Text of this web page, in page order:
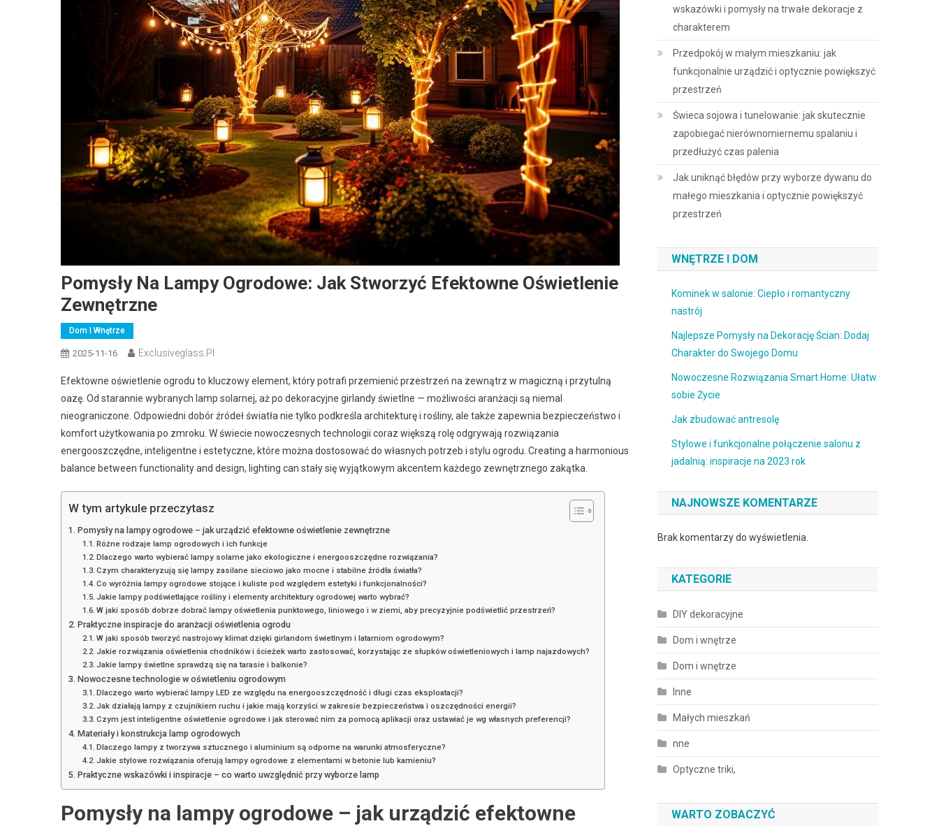
Pomysły Na Lampy Ogrodowe: Jak Stworzyć Efektowne Oświetlenie
Zewnętrzne
Dom I Wnętrze
2025-11-16 Exclusiveglass.pl
Efektowne oświetlenie ogrodu to kluczowy element, który potrafi przemienić przestrzeń na zewnątrz w magiczną i przytulną
oazę. Od starannie wybranych lamp solarnej, aż po dekoracyjne girlandy świetlne — możliwości aranżacji są niemal
nieograniczone. Odpowiedni dobór źródeł światła nie tylko podkreśla architekturę i rośliny, ale także zapewnia bezpieczeństwo i
komfort użytkowania po zmroku. W świecie nowoczesnych technologii coraz większą rolę odgrywają rozwiązania
energooszczędne, inteligentne i estetyczne, które można dostosować do własnych potrzeb i stylu ogrodu. Creating a harmonious
balance between functionality and design, lighting can stały się wyjątkowym akcentem każdego zewnętrznego zakątka.
W tym artykule przeczytasz
Pomysły na lampy ogrodowe – jak urządzić efektowne oświetlenie zewnętrzne
Różne rodzaje lamp ogrodowych i ich funkcje
Dlaczego warto wybierać lampy solarne jako ekologiczne i energooszczędne rozwiązania?
Czym charakteryzują się lampy zasilane sieciowo jako mocne i stabilne źródła światła?
Co wyróżnia lampy ogrodowe stojące i kuliste pod względem estetyki i funkcjonalności?
Jakie lampy podświetlające rośliny i elementy architektury ogrodowej warto wybrać?
W jaki sposób dobrze dobrać lampy oświetlenia punktowego, liniowego i w ziemi, aby precyzyjnie podświetlić przestrzeń?
Praktyczne inspiracje do aranżacji oświetlenia ogrodu
W jaki sposób tworzyć nastrojowy klimat dzięki girlandom świetlnym i latarniom ogrodowym?
Jakie rozwiązania oświetlenia chodników i ścieżek warto zastosować, korzystając ze słupków oświetleniowych i lamp najazdowych?
Jakie lampy świetlne sprawdzą się na tarasie i balkonie?
Nowoczesne technologie w oświetleniu ogrodowym
Dlaczego warto wybierać lampy LED ze względu na energooszczędność i długi czas eksploatacji?
Jak działają lampy z czujnikiem ruchu i jakie mają korzyści w zakresie bezpieczeństwa i oszczędności energii?
Czym jest inteligentne oświetlenie ogrodowe i jak sterować nim za pomocą aplikacji oraz ustawiać je wg własnych preferencji?
Materiały i konstrukcja lamp ogrodowych
Dlaczego lampy z tworzywa sztucznego i aluminium są odporne na warunki atmosferyczne?
Jakie stylowe rozwiązania oferują lampy ogrodowe z elementami w betonie lub kamieniu?
Praktyczne wskazówki i inspiracje – co warto uwzględnić przy wyborze lamp
Pomysły na lampy ogrodowe – jak urządzić efektowne
wskazówki i pomysły na trwałe dekoracje z
charakterem
Przedpokój w małym mieszkaniu: jak
funkcjonalnie urządzić i optycznie powiększyć
przestrzeń
Świeca sojowa i tunelowanie: jak skutecznie
zapobiegać nierównomiernemu spalaniu i
przedłużyć czas palenia
Jak uniknąć błędów przy wyborze dywanu do
małego mieszkania i optycznie powiększyć
przestrzeń
WNĘTRZE I DOM
Kominek w salonie: Ciepło i romantyczny
nastrój
Najlepsze Pomysły na Dekorację Ścian: Dodaj
Charakter do Swojego Domu
Nowoczesne Rozwiązania Smart Home: Ułatw
sobie Życie
Jak zbudować antresolę
Stylowe i funkcjonalne połączenie salonu z
jadalnią: inspiracje na 2023 rok
NAJNOWSZE KOMENTARZE
Brak komentarzy do wyświetlenia.
KATEGORIE
DIY dekoracyjne
Dom i wnętrze
Dom i wnętrze
Inne
Małych mieszkań
nne
Optyczne triki,
WARTO ZOBACZYĆ